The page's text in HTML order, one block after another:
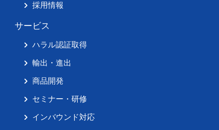
採用情報
サービス
ハラル認証取得
輸出・進出
商品開発
セミナー・研修
インバウンド対応